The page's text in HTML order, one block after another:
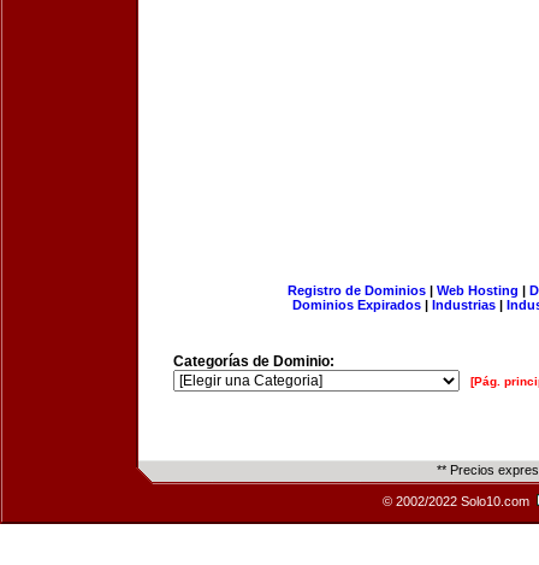
Registro de Dominios| Web Hosting |
Dominios Expirados | Industrias |
Categorías de Dominio:
[Pág.
** Precios
© 2002/2022 Solo10.com